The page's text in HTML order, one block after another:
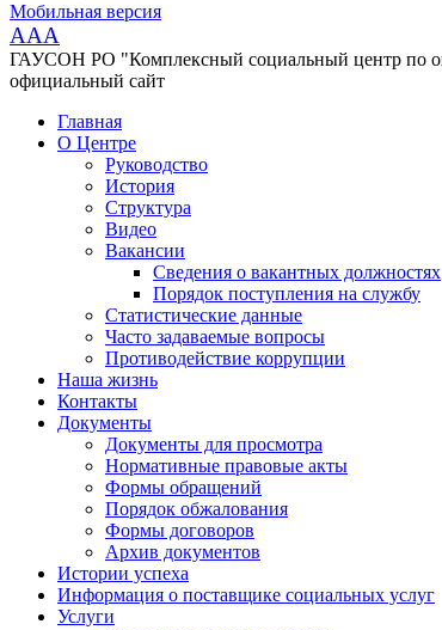
Мобильная версия
AAA
ГАУСОН РО "Комплексный социальный центр по
официальный сайт
Главная
О Центре
Руководство
История
Структура
Видео
Вакансии
Сведения о вакантных должностях
Порядок поступления на службу
Статистические данные
Часто задаваемые вопросы
Противодействие коррупции
Наша жизнь
Контакты
Документы
Документы для просмотра
Нормативные правовые акты
Формы обращений
Порядок обжалования
Формы договоров
Архив документов
Истории успеха
Информация о поставщике социальных услуг
Услуги